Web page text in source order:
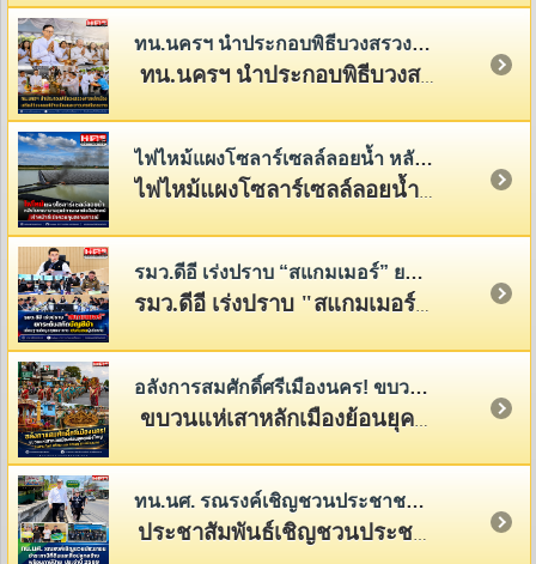
ทน.นครฯ นำประกอบพิธีบวงสรวงศาลหลักเมือง แสดงพลังแห่งความศรัทธาที่มีต่อศาลหลักเมือง สิ่งศักดิ์สิทธิ์คู่บ้านคู่เมืองของชาวนครฯ
ทน.นครฯ นำประกอบพิธีบวงสรวงศาลหลักเมือง เสริมสิริมงคลแก่บ้านเมืองและชาวนครศรีธรรมราช
ไฟไหม้แผงโซลาร์เซลล์ลอยน้ำ หลังโรงพยาบาลศูนย์การแพทย์วลัยลักษณ์ เจ้าหน้าที่เร่งควบคุมสถานการณ์
รมว.ดีอี เร่งปราบ “สแกมเมอร์” ยกระดับสกัดบัญชีม้า เร่งคืนเงินผู้เสียหาย
รมว.ดีอี เร่งปราบ "สแกมเมอร์" ยกระดับสกัดบัญชีม้า เร่งคืนเงินให้ผู้เสียหายและสร้างภูมิคุ้มกันให้ประชาชนจากภัยออนไลน์
อลังการสมศักดิ์ศรีเมืองนคร! ขบวนแห่เสาหลักเมืองย้อนยุคสุดยิ่งใหญ่ สืบสานศิลป์ ศรัทธา และอารยธรรมเมืองนคร
ทน.นศ. รณรงค์เชิญชวนประชาชนชำระภาษีที่ดินและสิ่งปลูกสร้าง พร้อมภาษีป้าย ประจำปี 2569
ประชาสัมพันธ์เชิญชวนประชาชนผู้มีหน้าที่เสียภาษีที่ดินและสิ่งปลูกสร้าง รวมทั้งภาษีป้าย ให้ดำเนินการชำระภาษีภายในระยะเวลาที่กฎหมายกำหนด